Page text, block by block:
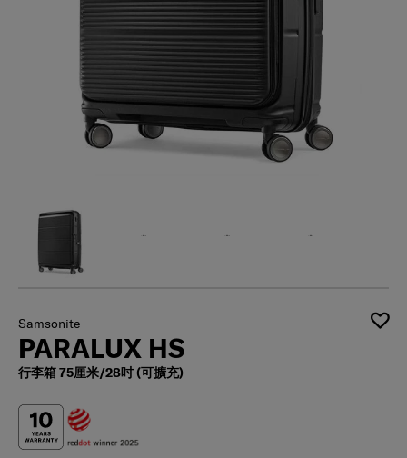
Samsonite
PARALUX HS
行李箱 75厘米/28吋 (可擴充)